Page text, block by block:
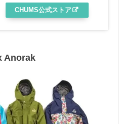
CHUMS公式ストア
Anorak